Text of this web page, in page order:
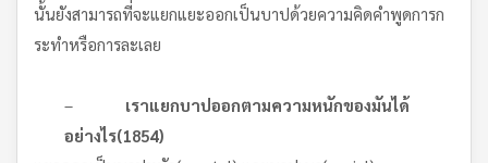
นั้นยังสามารถที่จะแยกแยะออกเป็นบาปด้วยความคิดคำพูดการก
ระทำหรือการละเลย
– เราแยกบาปออกตามความหนักของมันได้
อย่างไร(1854)